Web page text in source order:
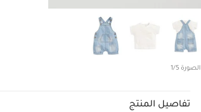
الصورة 1/5
تفاصيل المنتج